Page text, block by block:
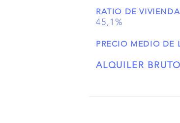
RATIO DE
45,1%
PRECIO MEDIO DE
ALQUILER